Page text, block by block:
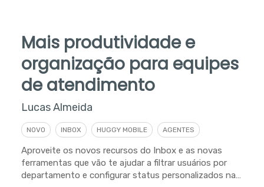
Mais produtividade e
organização para equipes
de atendimento
Lucas Almeida
NOVO INBOX HUGGY MOBILE AGENTES
Aproveite os novos recursos do Inbox e as novas
ferramentas que vão te ajudar a filtrar usuários por
departamento e configurar status personalizados na